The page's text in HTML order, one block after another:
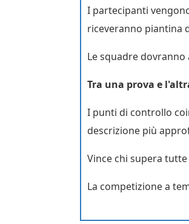
I partecipanti
riceveranno piantina
Le squadre
Tra una prova e
I punti di controllo
descrizione più
Vince chi supera
La competizione a